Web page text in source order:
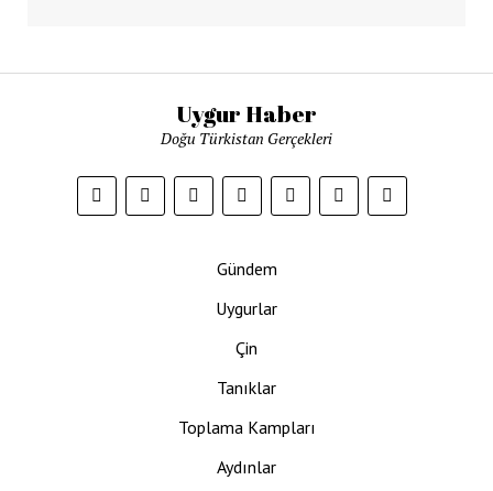
Uygur Haber
Doğu Türkistan Gerçekleri
Gündem
Uygurlar
Çin
Tanıklar
Toplama Kampları
Aydınlar